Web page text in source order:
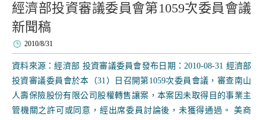
經濟部投資審議委員會第1059次委員會議
新聞稿
2010/8/31
資料來源：經濟部 投資審議委員會發布日期：2010-08-31 經濟部
投資審議委員會於本（31）日召開第1059次委員會議，審查南山
人壽保險股份有限公司股權轉售讓案，本案因未取得目的事業主
管機關之許可或同意，經出席委員討論後，未獲得通過。 美商